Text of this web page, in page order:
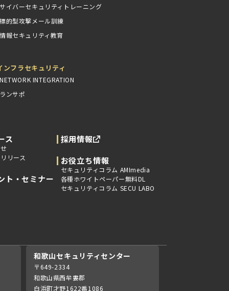
サイバーセキュリティトレーニング
標的型攻撃メール訓練
情報セキュリティ教育
ンフラセキュリティ
NETWORK INTEGRATION
ランサポ
ス
リース
ト・セミナー
採用情報
お役立ち情報
セキュリティコラム AMImedia
各種ホワイトペーパー無料DL
セキュリティコラム SECU LABO
和歌山セキュリティセンター
〒649-2334
和歌山県西牟婁郡
白浜町才野1622番1086